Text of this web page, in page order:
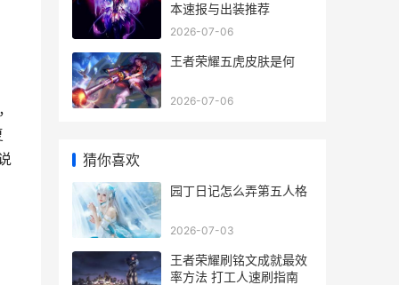
本速报与出装推荐
2026-07-06
王者荣耀五虎皮肤是何
2026-07-06
猜你喜欢
园丁日记怎么弄第五人格
2026-07-03
王者荣耀刷铭文成就最效
率方法 打工人速刷指南